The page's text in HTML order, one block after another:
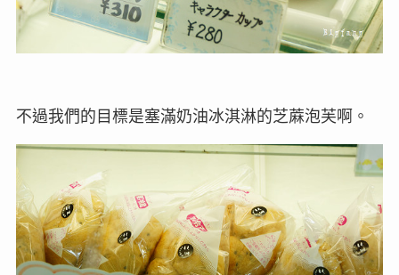
不過我們的目標是塞滿奶油冰淇淋的芝蔴泡芙啊。